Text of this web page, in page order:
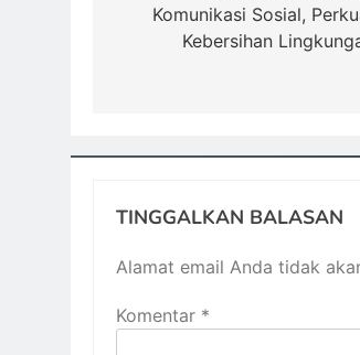
Komunikasi Sosial,
Kebersihan
TINGGALKAN BALASAN
Alamat email Anda tidak
Komentar *